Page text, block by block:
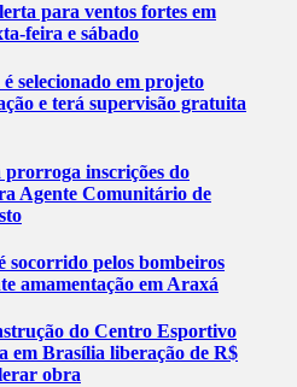
para ventos fortes em
feira e sábado
selecionado em projeto
e terá supervisão gratuita
inscrições do
Agente Comunitário de
socorrido pelos bombeiros
amamentação em Araxá
do Centro Esportivo
em Brasília liberação de R$
obra